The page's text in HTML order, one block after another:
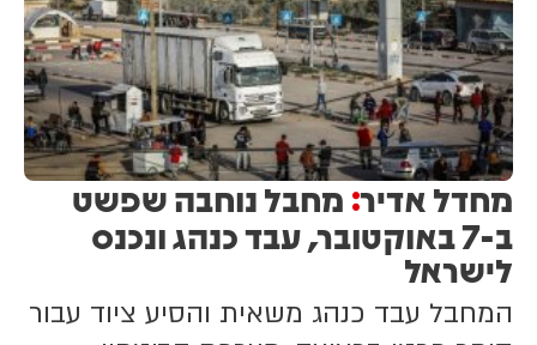
מחדל אדיר: מחבל נוחבה שפשט
ב-7 באוקטובר, עבד כנהג ונכנס
לישראל
המחבל עבד כנהג משאית והסיע ציוד עבור